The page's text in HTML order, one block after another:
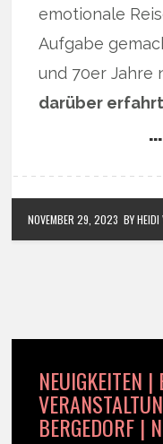
emotionale
Aufgabe
und 70er Jahre
darüber
NOVEMBER 29, 2023 BY HEIDI
NEUIGKEITEN |
BERGEDORF |